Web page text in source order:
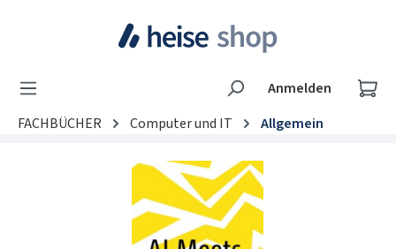
Zum Hauptinhalt springen
Anmelden
FACHBÜCHER
Computer und IT Allgemein
Bildergalerie überspringen